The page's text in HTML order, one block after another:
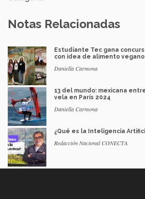
Notas Relacionadas
Estudiante Tec gana
con idea de alimento vegano
Daniella Carmona
13 del mundo: mexicana
vela en París 2024
Daniella Carmona
¿Qué es la Inteligencia
Redacción Nacional CONECTA